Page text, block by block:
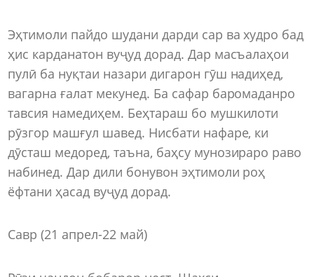
Эҳтимоли пайдо шудани дарди сар ва худро бад
ҳис карданатон вуҷуд дорад. Дар масъалаҳои
пулӣ ба нуқтаи назари дигарон гӯш надиҳед,
вагарна ғалат мекунед. Ба сафар баромаданро
тавсия намедиҳем. Беҳтараш бо мушкилоти
рӯзгор машғул шавед. Нисбати нафаре, ки
дӯсташ медоред, таъна, баҳсу мунозираро раво
набинед. Дар дили бонувон эҳтимоли роҳ
ёфтани ҳасад вуҷуд дорад.
Савр (21 апрел-22 май)